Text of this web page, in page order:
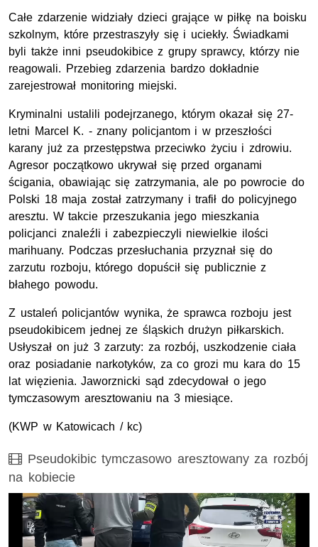
Całe zdarzenie widziały dzieci grające w piłkę na boisku
szkolnym, które przestraszyły się i uciekły. Świadkami
byli także inni pseudokibice z grupy sprawcy, którzy nie
reagowali. Przebieg zdarzenia bardzo dokładnie
zarejestrował monitoring miejski.
Kryminalni ustalili podejrzanego, którym okazał się 27-
letni Marcel K. - znany policjantom i w przeszłości
karany już za przestępstwa przeciwko życiu i zdrowiu.
Agresor początkowo ukrywał się przed organami
ścigania, obawiając się zatrzymania, ale po powrocie do
Polski 18 maja został zatrzymany i trafił do policyjnego
aresztu. W takcie przeszukania jego mieszkania
policjanci znaleźli i zabezpieczyli niewielkie ilości
marihuany. Podczas przesłuchania przyznał się do
zarzutu rozboju, którego dopuścił się publicznie z
błahego powodu.
Z ustaleń policjantów wynika, że sprawca rozboju jest
pseudokibicem jednej ze śląskich drużyn piłkarskich.
Usłyszał on już 3 zarzuty: za rozbój, uszkodzenie ciała
oraz posiadanie narkotyków, za co grozi mu kara do 15
lat więzienia. Jaworznicki sąd zdecydował o jego
tymczasowym aresztowaniu na 3 miesiące.
(KWP w Katowicach / kc)
Film
Pseudokibic tymczasowo aresztowany za rozbój
na kobiecie